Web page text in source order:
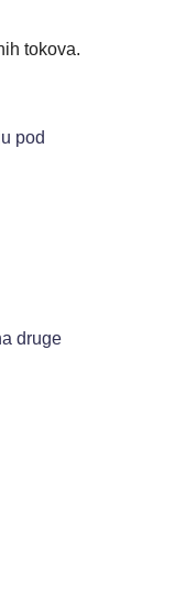
tokova.
pod
druge